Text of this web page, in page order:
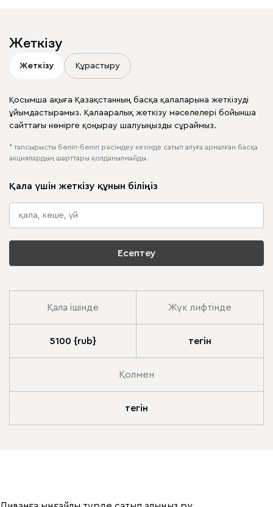
Жеткізу
Жеткізу Құрастыру
Қосымша ақыға Қазақстанның басқа қалаларына жеткізуді
ұйымдастырамыз. Қалааралық жеткізу мәселелері бойынша
сайттағы нөмірге қоңырау шалуыңызды сұраймыз.
* тапсырысты бөліп-бөліп рәсімдеу кезінде сатып алуға арналған басқа
акциялардың шарттары қолданылмайды.
Қала үшін жеткізу құнын біліңіз
Есептеу
Қала ішінде Жүк лифтінде
5100 {rub} тегін
Қолмен
тегін